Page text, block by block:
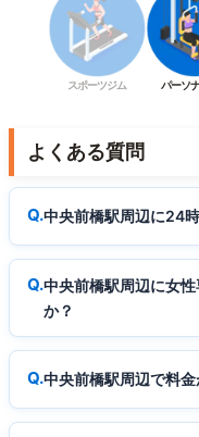
スポーツジム パーソ
よくある質問
中央前橋駅周辺に24
中央前橋駅周辺に女
か？
中央前橋駅周辺で料